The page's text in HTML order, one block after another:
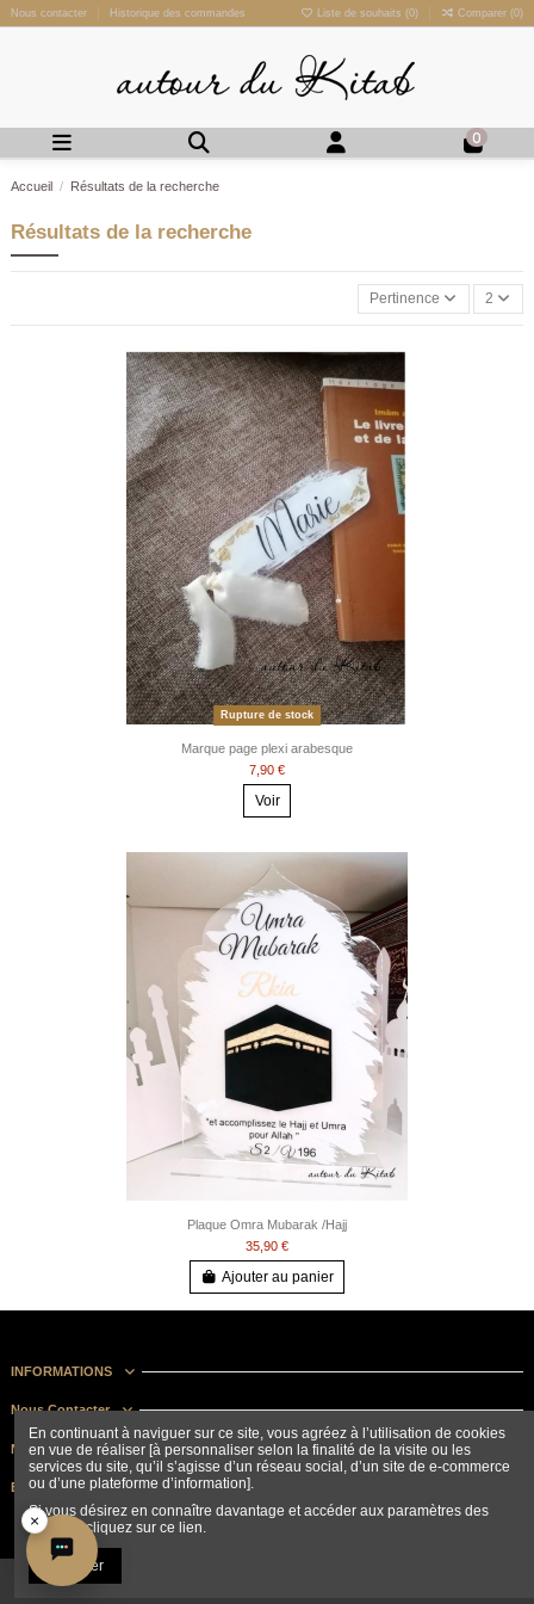
Nous contacter Historique des commandes Liste de souhaits (0) Comparer (0)
0
Accueil Résultats de la recherche
Résultats de la recherche
Pertinence 2
Rupture de stock
Marque page plexi arabesque
7,90 €
Voir
Plaque Omra Mubarak /Hajj
35,90 €
Ajouter au panier
INFORMATIONS
Nous Contacter
Nous suivre
Bulletin d'information
En continuant à naviguer sur ce site, vous agréez à l’utilisation de cookies
en vue de réaliser [à personnaliser selon la finalité de la visite ou les
services du site, qu’il s’agisse d’un réseau social, d’un site de e-commerce
ou d’une plateforme d’information].
Si vous désirez en connaître davantage et accéder aux paramètres des
cookies, cliquez sur ce lien.
Accepter
×